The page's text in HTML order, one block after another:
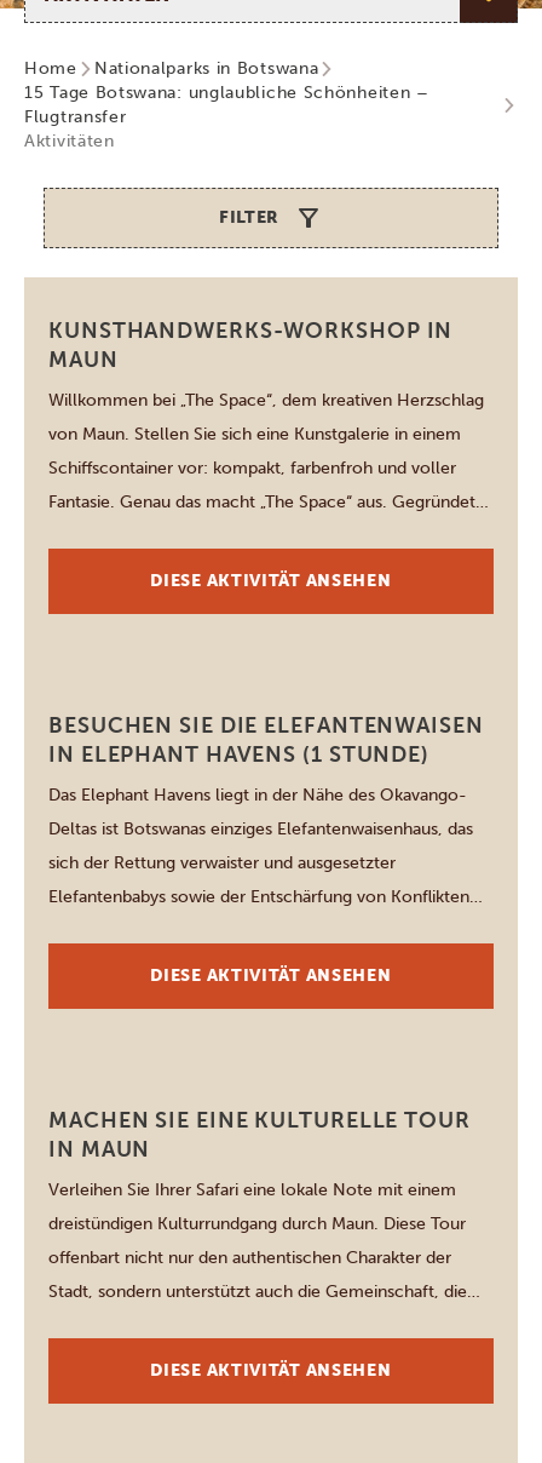
Home
Nationalparks in Botswana
15 Tage Botswana: unglaubliche Schönheiten –
Flugtransfer
Aktivitäten
FILTER
Maun
KUNSTHANDWERKS-WORKSHOP IN
MAUN
Willkommen bei „The Space“, dem kreativen Herzschlag
von Maun. Stellen Sie sich eine Kunstgalerie in einem
Schiffscontainer vor: kompakt, farbenfroh und voller
Fantasie. Genau das macht „The Space“ aus. Gegründet
Okavango-Delta, entstand das Projekt aus der einfachen
DIESE AKTIVITÄT ANSEHEN
Maun
BESUCHEN SIE DIE ELEFANTENWAISEN
IN ELEPHANT HAVENS (1 STUNDE)
Das Elephant Havens liegt in der Nähe des Okavango-
Deltas ist Botswanas einziges Elefantenwaisenhaus, das
sich der Rettung verwaister und ausgesetzter
Elefantenbabys sowie der Entschärfung von Konflikten
Elefanten ist keine leichte Aufgabe. Sie sind unglaublich
DIESE AKTIVITÄT ANSEHEN
Maun
MACHEN SIE EINE KULTURELLE TOUR
IN MAUN
Verleihen Sie Ihrer Safari eine lokale Note mit einem
dreistündigen Kulturrundgang durch Maun. Diese Tour
offenbart nicht nur den authentischen Charakter der
Stadt, sondern unterstützt auch die Gemeinschaft, die
vorbeiholpern, Straßenverkäufer, die ihre Waren
DIESE AKTIVITÄT ANSEHEN